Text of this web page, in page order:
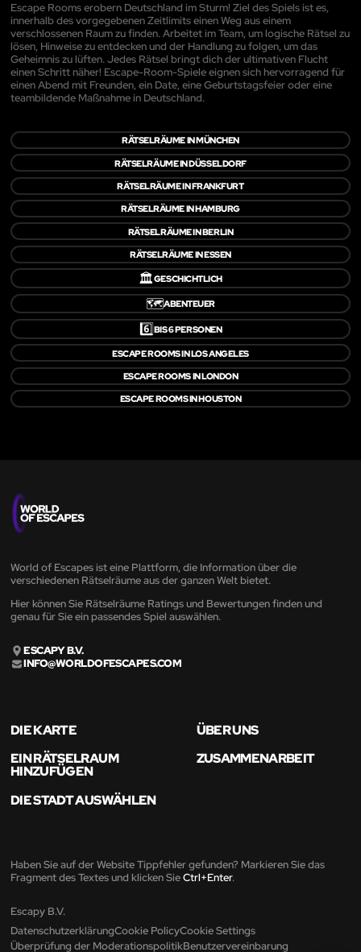
Escape Rooms erobern Deutschland im Sturm! Ziel des Spiels ist es,
innerhalb des vorgegebenen Zeitlimits einen Weg aus einem
verschlossenen Raum zu finden. Arbeitet im Team, um logische Rätsel zu
lösen, Hinweise zu entdecken und der Handlung zu folgen, um das
Geheimnis zu lüften. Jedes Rätsel bringt dich der ultimativen Flucht
einen Schritt näher! Escape-Room-Spiele eignen sich hervorragend für
einen Abend mit Freunden, ein Date, eine Geburtstagsfeier oder eine
teambildende Maßnahme in Deutschland.
RÄTSELRÄUME IN MÜNCHEN
RÄTSELRÄUME IN DÜSSELDORF
RÄTSELRÄUME IN FRANKFURT
RÄTSELRÄUME IN HAMBURG
RÄTSELRÄUME IN BERLIN
RÄTSELRÄUME IN ESSEN
🏛️GESCHICHTLICH
🗺️ABENTEUER
6️⃣BIS 6 PERSONEN
ESCAPE ROOMS IN LOS ANGELES
ESCAPE ROOMS IN LONDON
ESCAPE ROOMS IN HOUSTON
World of Escapes ist eine Plattform, die Information über die
verschiedenen Rätselräume aus der ganzen Welt bietet.
Hier können Sie Rätselräume Ratings und Bewertungen finden und
genau für Sie ein passendes Spiel auswählen.
ESCAPY B.V.
INFO@WORLDOFESCAPES.COM
DIE KARTE
ÜBER UNS
EIN RÄTSELRAUM
HINZUFÜGEN
ZUSAMMENARBEIT
DIE STADT AUSWÄHLEN
Haben Sie auf der Website Tippfehler gefunden? Markieren Sie das
Fragment des Textes und klicken SieCtrl+Enter.
Escapy B.V.
DatenschutzerklärungCookie PolicyCookie Settings
Überprüfung der ModerationspolitikBenutzervereinbarung